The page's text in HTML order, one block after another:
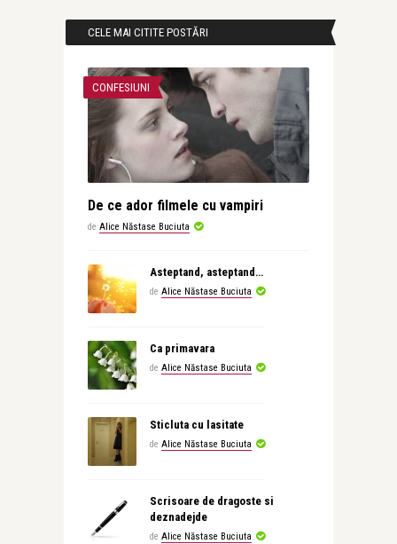
CELE MAI CITITE POSTĂRI
CONFESIUNI
De ce ador filmele cu vampiri
de Alice Năstase Buciuta
Asteptand, asteptand…
de Alice Năstase Buciuta
Ca primavara
de Alice Năstase Buciuta
Sticluta cu lasitate
de Alice Năstase Buciuta
Scrisoare de dragoste si
deznadejde
de Alice Năstase Buciuta